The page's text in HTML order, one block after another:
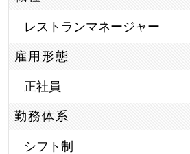
レストランマネージャー
雇用形態
正社員
勤務体系
シフト制